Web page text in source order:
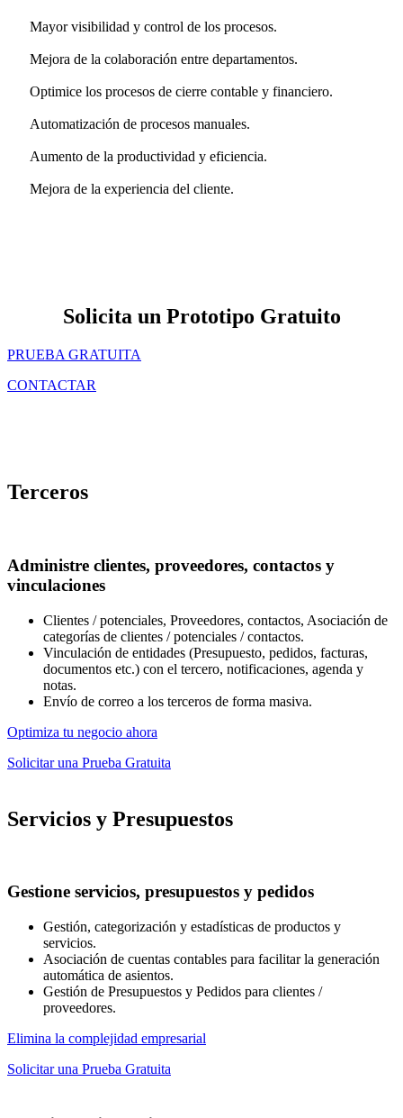
Mayor visibilidad y control de los procesos.
Mejora de la colaboración entre departamentos.
Optimice los procesos de cierre contable y financiero.
Automatización de procesos manuales.
Aumento de la productividad y eficiencia.
Mejora de la experiencia del cliente.
Solicita un Prototipo Gratuito
PRUEBA GRATUITA
CONTACTAR
Terceros
Administre clientes, proveedores, contactos y
vinculaciones
Clientes / potenciales, Proveedores, contactos, Asociación de
categorías de clientes / potenciales / contactos.
Vinculación de entidades (Presupuesto, pedidos, facturas,
documentos etc.) con el tercero, notificaciones, agenda y
notas.
Envío de correo a los terceros de forma masiva.
Optimiza tu negocio ahora
Solicitar una Prueba Gratuita
Servicios y Presupuestos
Gestione servicios, presupuestos y pedidos
Gestión, categorización y estadísticas de productos y
servicios.
Asociación de cuentas contables para facilitar la generación
automática de asientos.
Gestión de Presupuestos y Pedidos para clientes /
proveedores.
Elimina la complejidad empresarial
Solicitar una Prueba Gratuita